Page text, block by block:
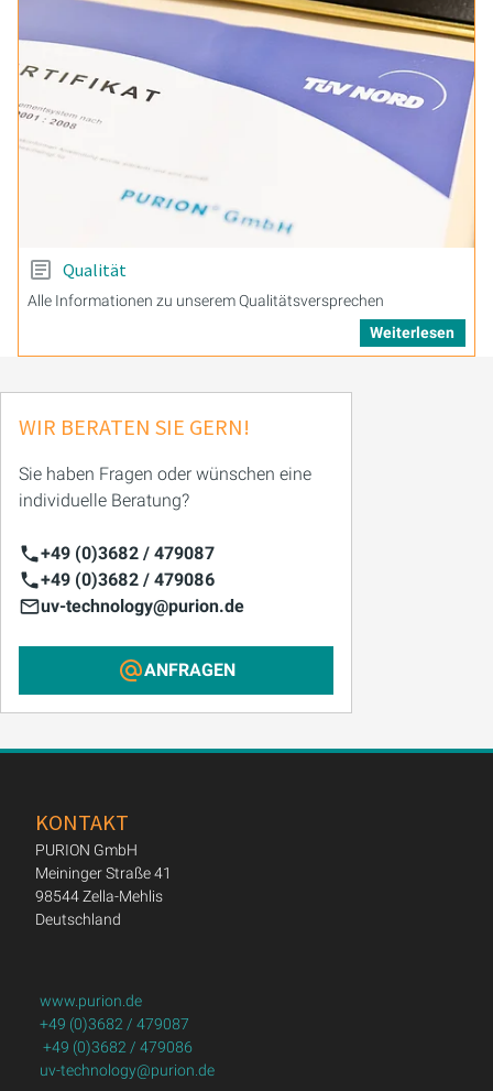
Qualität
Alle Informationen zu unserem Qualitätsversprechen
Weiterlesen
WIR BERATEN SIE GERN!
Sie haben Fragen oder wünschen eine
individuelle Beratung?
+49 (0)3682 / 479087
+49 (0)3682 / 479086
uv-technology@purion.de
ANFRAGEN
KONTAKT
PURION GmbH
Meininger Straße 41
98544 Zella-Mehlis
Deutschland
www.purion.de
+49 (0)3682 / 479087
+49 (0)3682 / 479086
uv-technology@purion.de